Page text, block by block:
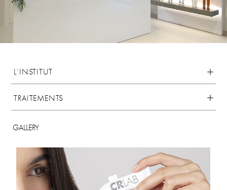
L’INSTITUT
TRAITEMENTS
GALLERY